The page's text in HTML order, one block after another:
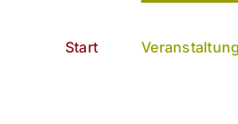
Start